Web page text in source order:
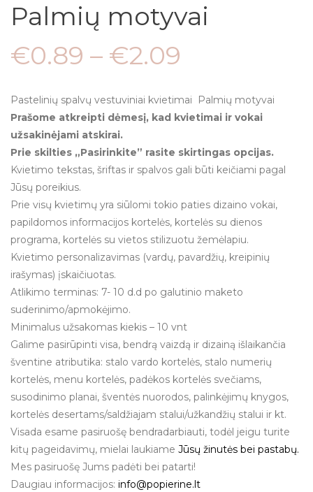
Palmių motyvai
€0.89 – €2.09
Pastelinių spalvų vestuviniai kvietimai Palmių motyvai
Prašome atkreipti dėmesį, kad kvietimai ir vokai
užsakinėjami atskirai.
Prie skilties „Pasirinkite” rasite skirtingas opcijas.
Kvietimo tekstas, šriftas ir spalvos gali būti keičiami pagal
Jūsų poreikius.
Prie visų kvietimų yra siūlomi tokio paties dizaino vokai,
papildomos informacijos kortelės, kortelės su dienos
programa, kortelės su vietos stilizuotu žemėlapiu.
Kvietimo personalizavimas (vardų, pavardžių, kreipinių
irašymas) įskaičiuotas.
Atlikimo terminas: 7- 10 d.d po galutinio maketo
suderinimo/apmokėjimo.
Minimalus užsakomas kiekis – 10 vnt
Galime pasirūpinti visa, bendrą vaizdą ir dizainą išlaikančia
šventine atributika: stalo vardo kortelės, stalo numerių
kortelės, menu kortelės, padėkos kortelės svečiams,
susodinimo planai, šventės nuorodos, palinkėjimų knygos,
kortelės desertams/saldžiajam stalui/užkandžių stalui ir kt.
Visada esame pasiruošę bendradarbiauti, todėl jeigu turite
kitų pageidavimų, mielai laukiame Jūsų žinutės bei pastabų.
Mes pasiruošę Jums padėti bei patarti!
Daugiau informacijos: info@popierine.lt